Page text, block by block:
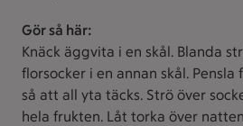
Gör så här:
Knäck äggvita i en skål. Blanda
florsocker i en annan skål.
så att all yta täcks. Strö över
hela frukten. Låt torka över